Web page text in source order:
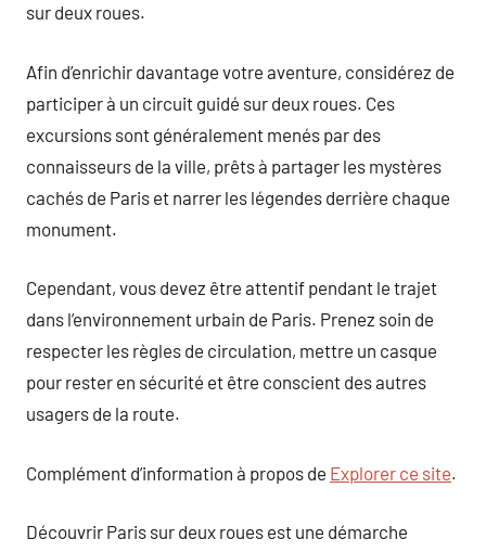
sur deux roues.
Afin d’enrichir davantage votre aventure, considérez de
participer à un circuit guidé sur deux roues. Ces
excursions sont généralement menés par des
connaisseurs de la ville, prêts à partager les mystères
cachés de Paris et narrer les légendes derrière chaque
monument.
Cependant, vous devez être attentif pendant le trajet
dans l’environnement urbain de Paris. Prenez soin de
respecter les règles de circulation, mettre un casque
pour rester en sécurité et être conscient des autres
usagers de la route.
Complément d’information à propos de Explorer ce site.
Découvrir Paris sur deux roues est une démarche